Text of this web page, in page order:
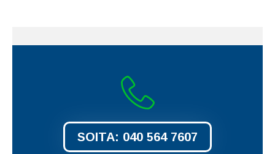
SOITA: 040 564 7607